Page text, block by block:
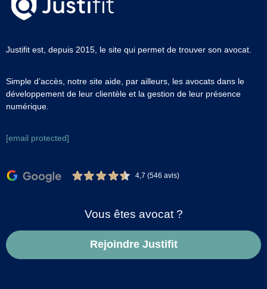
Justifit est, depuis 2015, le site qui permet de trouver son avocat.
Simple d’accès, notre site aide, par ailleurs, les avocats dans le
développement de leur clientèle et la gestion de leur présence
numérique.
[email protected]
4,7 (546 avis)
Vous êtes avocat ?
Rejoindre Justifit